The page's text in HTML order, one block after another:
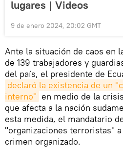
lugares | Videos
9 de enero 2024, 20:02 GMT
Ante la situación de caos en
de 139 trabajadores y
del país, el presidente de
declaró la existencia de un
interno" en medio de la
que afecta a la nación
esta medida, el mandatario
"organizaciones terroristas"
crimen organizado.